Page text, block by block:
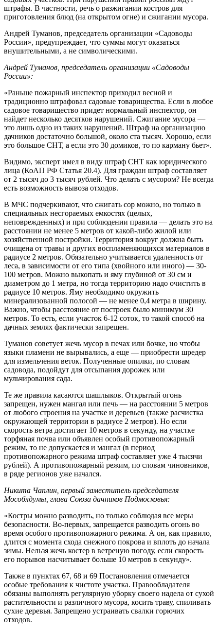
штрафы. В частности, речь о разжигании костров для
приготовления блюд (на открытом огне) и сжигании мусора.
Андрей Туманов, председатель организации «Садоводы
России», предупреждает, что суммы могут оказаться
внушительными, а не символическими.
Андрей Туманов, председатель организации «Садоводы
России»:
«Раньше пожарный инспектор приходил весной и
традиционно штрафовал садовые товарищества. Если в любое
садовое товарищество придет нормальный инспектор, он
найдет несколько десятков нарушений. Сжигание мусора —
это лишь одно из таких нарушений. Штраф на организацию
дачников достаточно большой, около ста тысяч. Хорошо, если
это большое СНТ, а если это 30 домиков, то по карману бьет».
Видимо, эксперт имел в виду штраф СНТ как юридического
лица (КоАП РФ Статья 20.4). Для граждан штраф составляет
от 2 тысяч до 3 тысяч рублей. Что делать с мусором? Не всегда
есть возможность вывоза отходов.
В МЧС подчеркивают, что сжигать сор можно, но только в
специальных несгораемых емкостях (целых,
неповрежденных) и при соблюдении правила — делать это на
расстоянии не менее 5 метров от какой-либо жилой или
хозяйственной постройки. Территория вокруг должна быть
очищена от травы и других воспламеняющихся материалов в
радиусе 2 метров. Обязательно учитывается удаленность от
леса, в зависимости от его типа (хвойного или иного) — 30-
100 метров. Можно выкопать и яму глубиной от 30 см и
диаметром до 1 метра, но тогда территорию надо очистить в
радиусе 10 метров. Яму необходимо окружить
минерализованной полосой — не менее 0,4 метра в ширину.
Важно, чтобы расстояние от построек было минимум 30
метров. То есть, если участок 6-12 соток, то такой способ на
дачных землях фактически запрещен.
Туманов советует жечь мусор в печах или бочке, но чтобы
языки пламени не вырывались, а еще — приобрести шредер
для измельчения веток. Полученные опилки, по словам
садовода, подойдут для отсыпания дорожек или
мульчирования сада.
Те же правила касаются шашлыков. Открытый огонь
запрещен, нужен мангал или печь — на расстоянии 5 метров
от любого строения на участке и деревьев (также расчистка
окружающей территории в радиусе 2 метров). Но если
скорость ветра достигает 10 метров в секунду, на участке
торфяная почва или объявлен особый противопожарный
режим, то не допускается и мангал (в период
противопожарного режима штраф составляет уже 4 тысячи
рублей). А противопожарный режим, по словам чиновников,
в ряде регионов уже начался.
Никита Чаплин, первый заместитель председателя
Мособлдумы, глава Союза дачников Подмосковья:
«Костры можно разводить, но только соблюдая все меры
безопасности. Во-первых, запрещается разводить огонь во
время особого противопожарного режима. А он, как правило,
длится с момента схода снежного покрова и вплоть до начала
зимы. Нельзя жечь костер в ветреную погоду, если скорость
его порывов насчитывает больше 10 метров в секунду».
Также в пунктах 67, 68 и 69 Постановления отмечается
особые требования к чистоте участка. Правообладателя
обязаны выполнять регулярную уборку своего надела от сухой
растительности и различного мусора, косить траву, спиливать
сухие деревья. Запрещено устраивать свалки горючих
отходов.